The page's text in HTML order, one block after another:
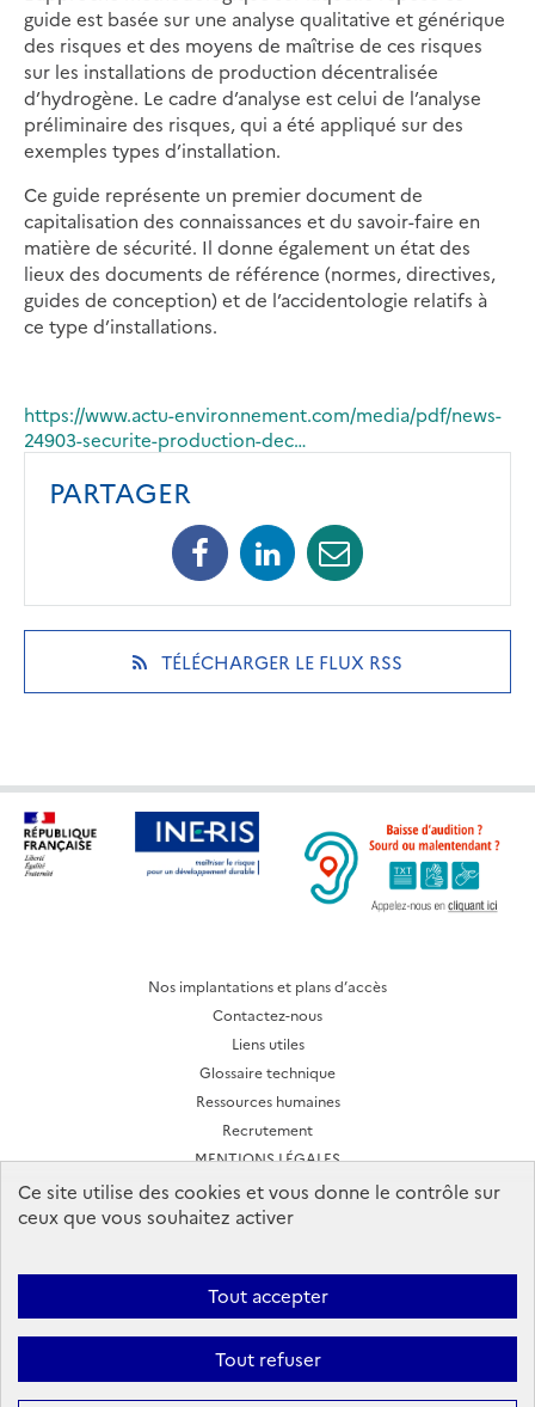
guide est basée sur une analyse qualitative et générique
des risques et des moyens de maîtrise de ces risques
sur les installations de production décentralisée
d’hydrogène. Le cadre d’analyse est celui de l’analyse
préliminaire des risques, qui a été appliqué sur des
exemples types d’installation.
Ce guide représente un premier document de
capitalisation des connaissances et du savoir-faire en
matière de sécurité. Il donne également un état des
lieux des documents de référence (normes, directives,
guides de conception) et de l’accidentologie relatifs à
ce type d’installations.
https://www.actu-environnement.com/media/pdf/news-
24903-securite-production-dec…
PARTAGER
Facebook
(opens
a
new
tab)
Linkedin
(opens
a
new
tab)
Mail
(opens
a
new
tab)
TÉLÉCHARGER LE FLUX RSS(OPENS
Nos implantations et plans d’accès
Contactez-nous
Liens utiles
Glossaire technique
Ressources humaines
Recrutement
MENTIONS LÉGALES
CONDITIONS D'UTILISATION
Archives des lettres d'actualité
Ineris 2026. Tous droits réservés.
Suivez-nous:
Ce site utilise des cookies et vous donne le contrôle sur
ceux que vous souhaitez activer
Tout accepter
Tout refuser